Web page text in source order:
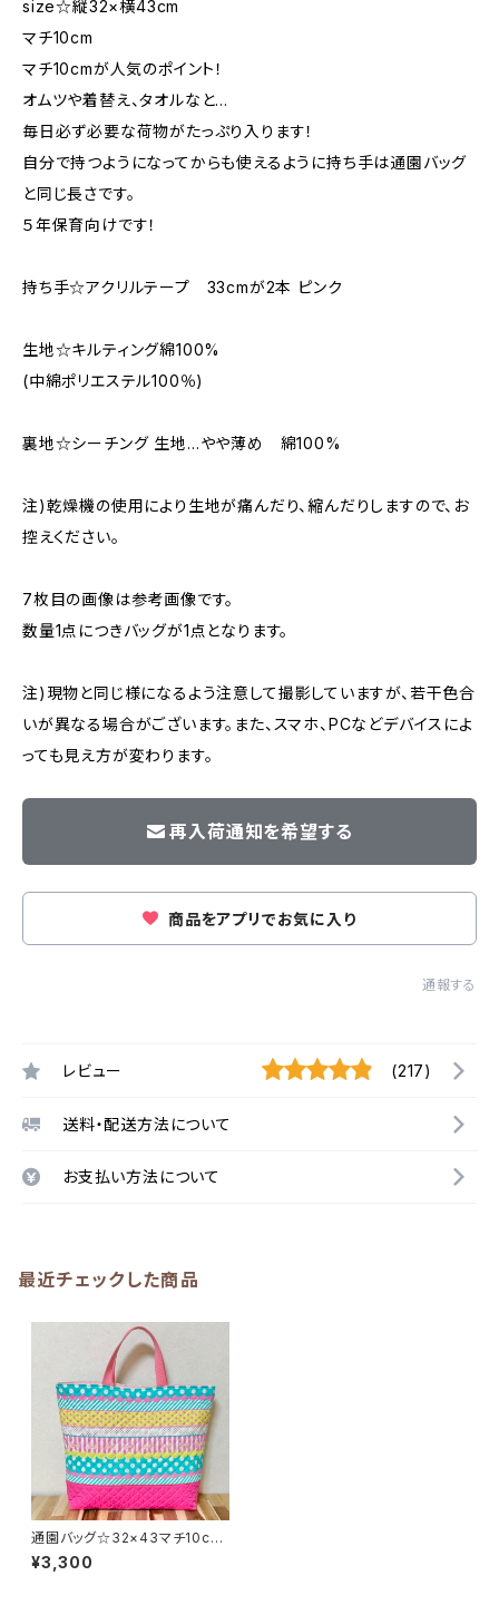
size☆縦32×横43cm
マチ10cm
マチ10cmが人気のポイント！
オムツや着替え、タオルなと…
毎日必ず必要な荷物がたっぷり入ります！
自分で持つようになってからも使えるように持ち手は通園バッグ
と同じ長さです。
５年保育向けです！
持ち手☆アクリルテープ 33cmが2本 ピンク
生地☆キルティング綿100%
(中綿ポリエステル100％)
裏地☆シーチング 生地…やや薄め 綿100%
注)乾燥機の使用により生地が痛んだり、縮んだりしますので、お
控えください。
7枚目の画像は参考画像です。
数量1点につきバッグが1点となります。
注)現物と同じ様になるよう注意して撮影していますが、若干色合
いが異なる場合がございます。また、スマホ、PCなどデバイスによ
っても見え方が変わります。
再入荷通知を希望する
商品をアプリでお気に入り
通報する
レビュー (217)
送料・配送方法について
お支払い方法について
最近チェックした商品
通園バッグ☆32×43マチ10cm
★MB. 21 女の子 フリル ドッ
ト｜通園通学用のかわいい巾着
¥3,300